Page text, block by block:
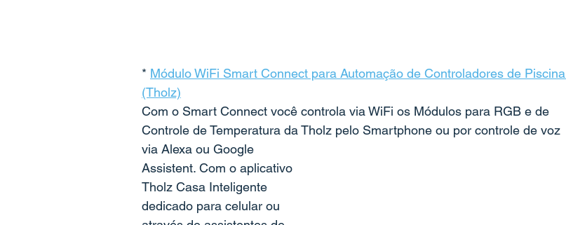
* Módulo WiFi Smart Connect para Automação de Controladores de Piscina
(Tholz)
Com o Smart Connect você controla via WiFi os Módulos para RGB e de
Controle de Temperatura da Tholz pelo Smartphone ou por controle de voz
via Alexa ou Google
Assistent. Com o aplicativo
Tholz Casa Inteligente
dedicado para celular ou